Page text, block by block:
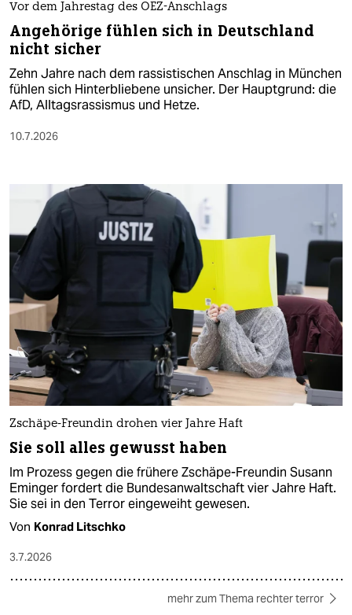
Vor dem Jahrestag des OEZ-Anschlags
Angehörige fühlen sich in Deutschland
nicht sicher
Zehn Jahre nach dem rassistischen Anschlag in München
fühlen sich Hinterbliebene unsicher. Der Hauptgrund: die
AfD, Alltagsrassismus und Hetze.
10.7.2026
Zschäpe-Freundin drohen vier Jahre Haft
Sie soll alles gewusst haben
Im Prozess gegen die frühere Zschäpe-Freundin Susann
Eminger fordert die Bundesanwaltschaft vier Jahre Haft.
Sie sei in den Terror eingeweiht gewesen.
Von Konrad Litschko
3.7.2026
mehr zum Thema rechter terror